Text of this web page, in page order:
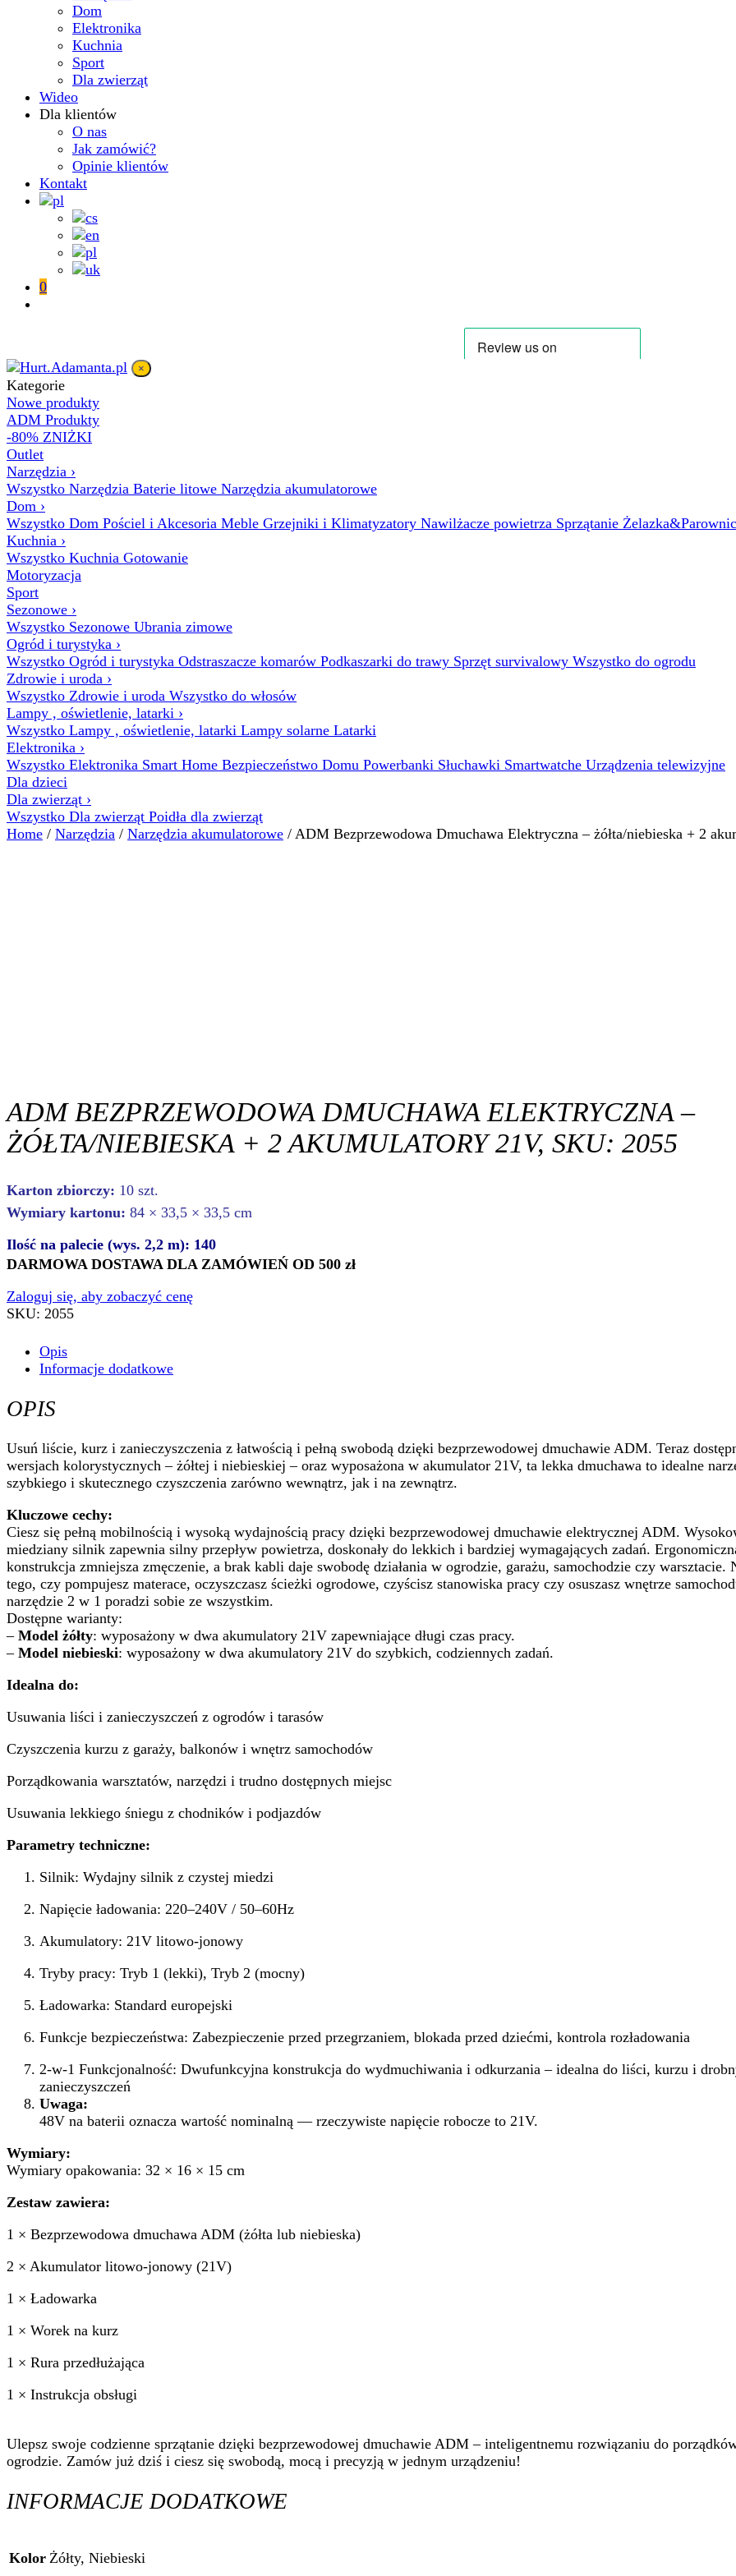
Dom
Elektronika
Kuchnia
Sport
Dla zwierząt
Wideo
Dla klientów
O nas
Jak zamówić?
Opinie klientów
Kontakt
0
×
Kategorie
Nowe produkty
ADM Produkty
-80% ZNIŻKI
Outlet
Narzędzia ›
Wszystko Narzędzia Baterie litowe Narzędzia akumulatorowe
Dom ›
Wszystko Dom Pościel i Akcesoria Meble Grzejniki i Klimatyzatory Nawilżacze powietrza Sprzątanie
Kuchnia ›
Wszystko Kuchnia Gotowanie
Motoryzacja
Sport
Sezonowe ›
Wszystko Sezonowe Ubrania zimowe
Ogród i turystyka ›
Wszystko Ogród i turystyka Odstraszacze komarów Podkaszarki do trawy Sprzęt survivalowy Wszystko do ogrodu
Zdrowie i uroda ›
Wszystko Zdrowie i uroda Wszystko do włosów
Lampy , oświetlenie, latarki ›
Wszystko Lampy , oświetlenie, latarki Lampy solarne Latarki
Elektronika ›
Wszystko Elektronika Smart Home Bezpieczeństwo Domu Powerbanki Słuchawki Smartwatche Urządzenia telewizyjne
Dla dzieci
Dla zwierząt ›
Wszystko Dla zwierząt Poidła dla zwierząt
Home / Narzędzia / Narzędzia akumulatorowe / ADM Bezprzewodowa Dmuchawa Elektryczna – żółta/niebieska + 2
ADM BEZPRZEWODOWA DMUCHAWA ELEKTRYCZNA –
ŻÓŁTA/NIEBIESKA + 2 AKUMULATORY 21V, SKU: 2055
Karton zbiorczy: 10 szt.
Wymiary kartonu: 84 × 33,5 × 33,5 cm
Ilość na palecie (wys. 2,2 m): 140
DARMOWA DOSTAWA DLA ZAMÓWIEŃ OD 500 zł
Zaloguj się, aby zobaczyć cenę
SKU: 2055
Opis
Informacje dodatkowe
OPIS
Usuń liście, kurz i zanieczyszczenia z łatwością i pełną swobodą dzięki bezprzewodowej dmuchawie ADM. Teraz
wersjach kolorystycznych – żółtej i niebieskiej – oraz wyposażona w akumulator 21V, ta lekka dmuchawa to idealne
szybkiego i skutecznego czyszczenia zarówno wewnątrz, jak i na zewnątrz.
Kluczowe cechy:
Ciesz się pełną mobilnością i wysoką wydajnością pracy dzięki bezprzewodowej dmuchawie elektrycznej ADM.
miedziany silnik zapewnia silny przepływ powietrza, doskonały do lekkich i bardziej wymagających zadań.
konstrukcja zmniejsza zmęczenie, a brak kabli daje swobodę działania w ogrodzie, garażu, samochodzie czy warsztacie.
tego, czy pompujesz materace, oczyszczasz ścieżki ogrodowe, czyścisz stanowiska pracy czy osuszasz wnętrze
narzędzie 2 w 1 poradzi sobie ze wszystkim.
Dostępne warianty:
– Model żółty: wyposażony w dwa akumulatory 21V zapewniające długi czas pracy.
– Model niebieski: wyposażony w dwa akumulatory 21V do szybkich, codziennych zadań.
Idealna do:
Usuwania liści i zanieczyszczeń z ogrodów i tarasów
Czyszczenia kurzu z garaży, balkonów i wnętrz samochodów
Porządkowania warsztatów, narzędzi i trudno dostępnych miejsc
Usuwania lekkiego śniegu z chodników i podjazdów
Parametry techniczne:
Silnik: Wydajny silnik z czystej miedzi
Napięcie ładowania: 220–240V / 50–60Hz
Akumulatory: 21V litowo-jonowy
Tryby pracy: Tryb 1 (lekki), Tryb 2 (mocny)
Ładowarka: Standard europejski
Funkcje bezpieczeństwa: Zabezpieczenie przed przegrzaniem, blokada przed dziećmi, kontrola rozładowania
2-w-1 Funkcjonalność: Dwufunkcyjna konstrukcja do wydmuchiwania i odkurzania – idealna do liści, kurzu i
zanieczyszczeń
Uwaga:
48V na baterii oznacza wartość nominalną — rzeczywiste napięcie robocze to 21V.
Wymiary:
Wymiary opakowania: 32 × 16 × 15 cm
Zestaw zawiera:
1 × Bezprzewodowa dmuchawa ADM (żółta lub niebieska)
2 × Akumulator litowo-jonowy (21V)
1 × Ładowarka
1 × Worek na kurz
1 × Rura przedłużająca
1 × Instrukcja obsługi
Ulepsz swoje codzienne sprzątanie dzięki bezprzewodowej dmuchawie ADM – inteligentnemu rozwiązaniu do
ogrodzie. Zamów już dziś i ciesz się swobodą, mocą i precyzją w jednym urządzeniu!
INFORMACJE DODATKOWE
Kolor Żółty, Niebieski